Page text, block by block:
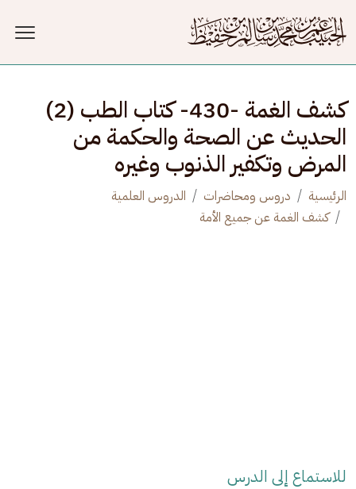
كشف الغمة -430- كتاب الطب (2)
الحديث عن الصحة والحكمة من
المرض وتكفير الذنوب وغيره
الرئيسية دروس ومحاضرات
الدروس العلمية
كشف الغمة عن جميع الأمة
للاستماع إلى الدرس